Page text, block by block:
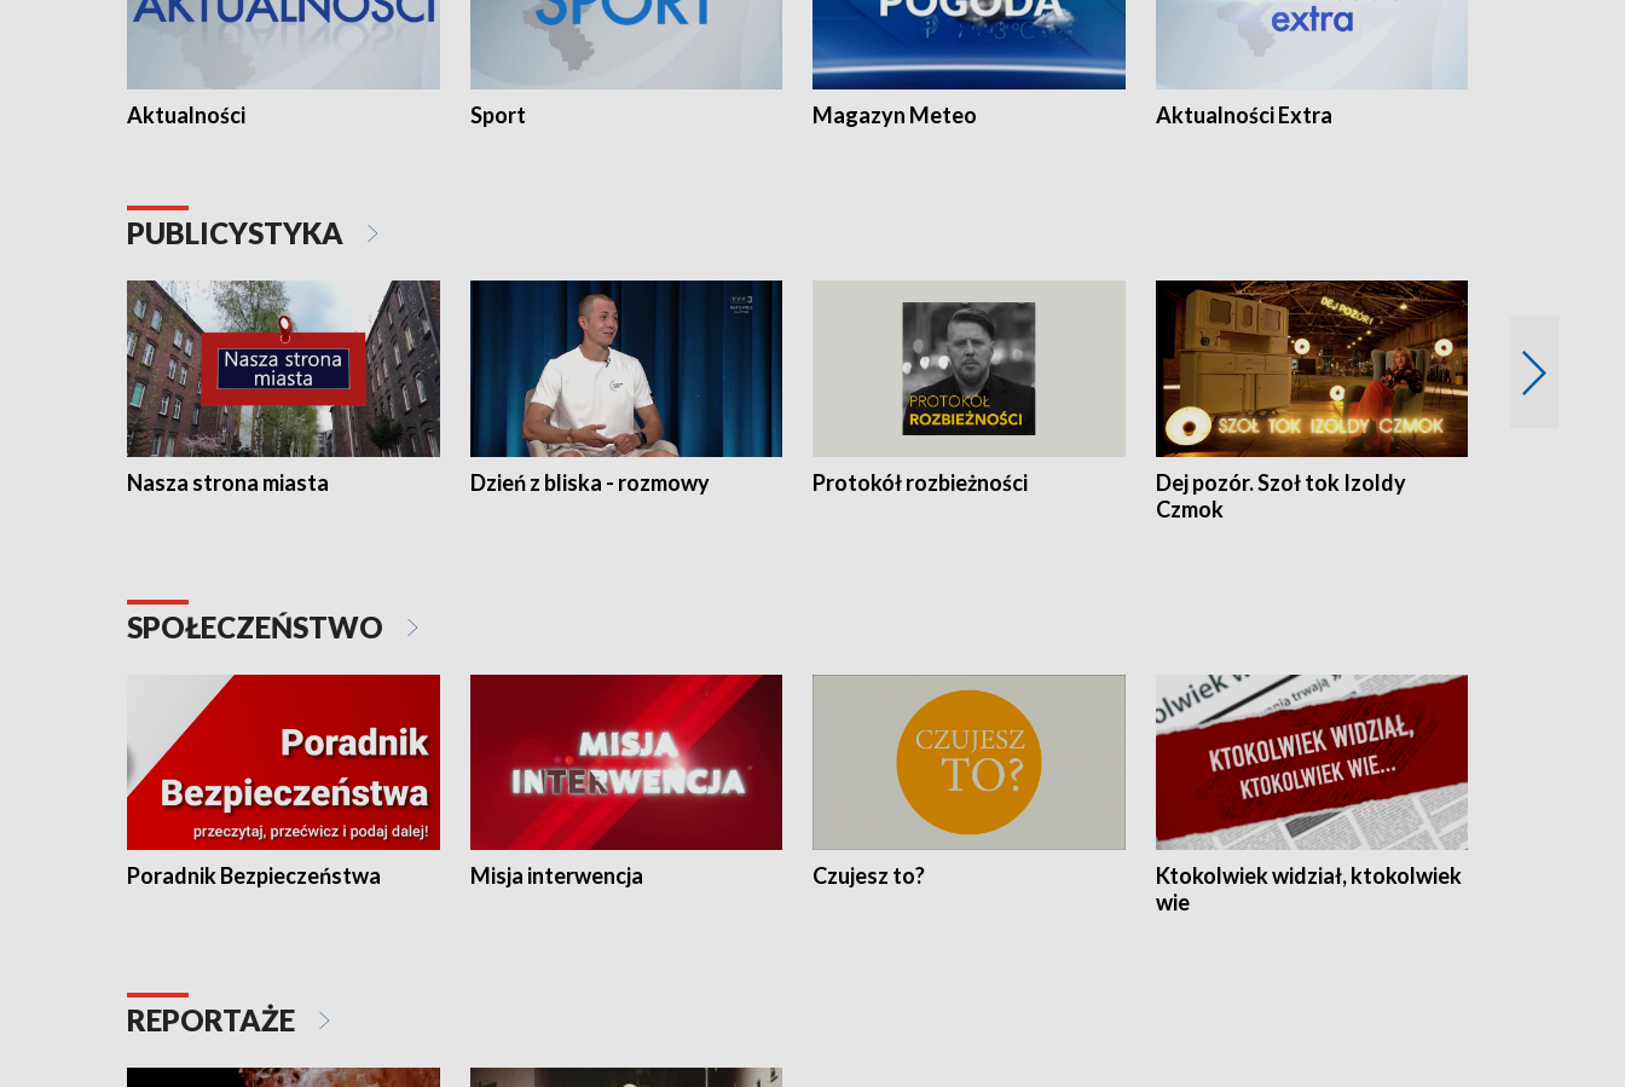
Aktualności Sport Magazyn Meteo Aktualności Extra
PUBLICYSTYKA
Nasza strona miasta Dzień z bliska - rozmowy Protokół rozbieżności
Dej pozór. Szoł tok Izoldy
Czmok
SPOŁECZEŃSTWO
Poradnik Bezpieczeństwa Misja interwencja Czujesz to?
Ktokolwiek widział, ktokolwiek
wie
REPORTAŻE